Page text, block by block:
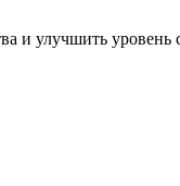
и улучшить